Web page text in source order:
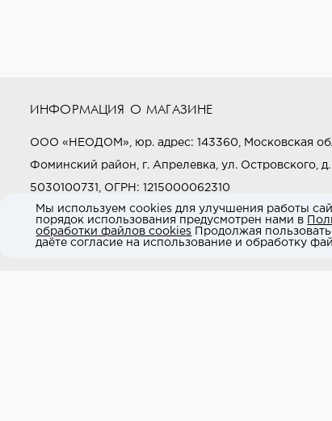
ИНФОРМАЦИЯ О МАГАЗИНЕ
ООО «НЕОДОМ», юр. адрес: 143360, Московская
Фоминский район, г. Апрелевка, ул. Островского,
5030100731, ОГРН: 1215000062310
Звоните нам:+7 (800) 505-97-97
E-mail: market@neodom.ru
Мы используем cookies для улучшения работы
порядок использования предусмотрен нами в
обработки файлов cookies Продолжая
даёте согласие на использование и обработку